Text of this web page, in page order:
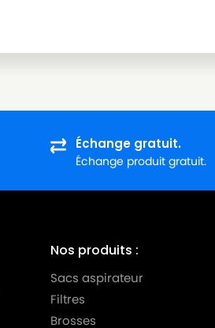
Échange gratuit.
Échange produit gratuit.
Nos produits :
Sacs aspirateur
Filtres
Brosses